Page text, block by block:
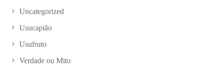
Uncategorized
Usucapião
Usufruto
Verdade ou Mito